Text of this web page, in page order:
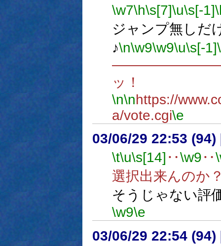
\w7\h\s[7]\u\s[-1]
ジャンプ無しだ
♪\n\w9\w9\u\s[-1]
ッ！
\n\nhttps://
a/vote.cgi\e
03/06/29 22:53 (94)
\t\u\s[14] ‥\w9‥
選択出来んのか
そうじゃない評
\w9\e
03/06/29 22:54 (94)